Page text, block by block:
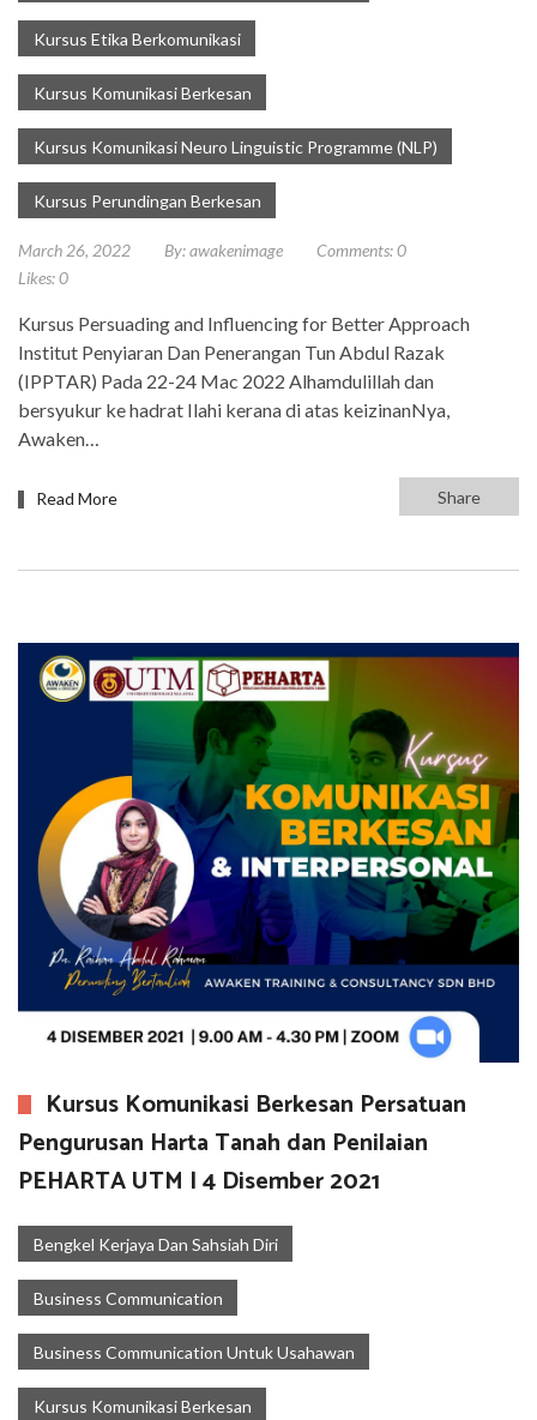
Kursus Etika Berkomunikasi
Kursus Komunikasi Berkesan
Kursus Komunikasi Neuro Linguistic Programme (NLP)
Kursus Perundingan Berkesan
March 26, 2022 By:awakenimage Comments:0
Likes:0
Kursus Persuading and Influencing for Better Approach
Institut Penyiaran Dan Penerangan Tun Abdul Razak
(IPPTAR) Pada 22-24 Mac 2022 Alhamdulillah dan
bersyukur ke hadrat Ilahi kerana di atas keizinanNya,
Awaken…
Read More Share
Kursus Komunikasi Berkesan Persatuan
Pengurusan Harta Tanah dan Penilaian
PEHARTA UTM | 4 Disember 2021
Bengkel Kerjaya Dan Sahsiah Diri
Business Communication
Business Communication Untuk Usahawan
Kursus Komunikasi Berkesan